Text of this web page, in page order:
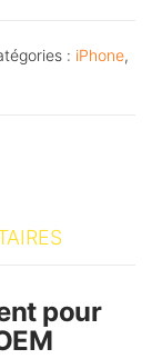
: iPhone,
pour